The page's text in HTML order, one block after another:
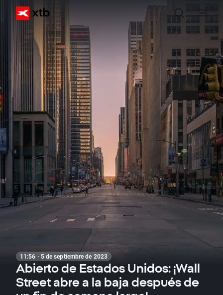
11:56 · 5 de septiembre de 2023
Abierto de Estados Unidos: ¡Wall
Street abre a la baja después de